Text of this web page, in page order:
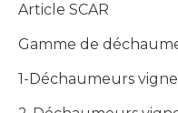
Article SCAR
Gamme de
1-Déchaumeurs